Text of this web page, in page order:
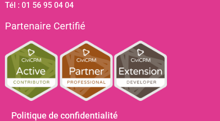
Tél : 01 56 95 04 04
Partenaire Certifié
Politique de confidentialité